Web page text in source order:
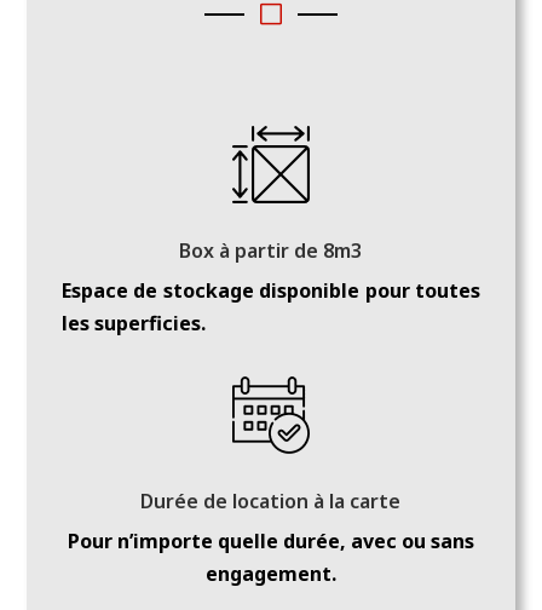
V
Box à partir de 8m3
Espace de stockage disponible pour toutes
les superficies.
Durée de location à la carte
Pour n’importe quelle durée, avec ou sans
engagement.